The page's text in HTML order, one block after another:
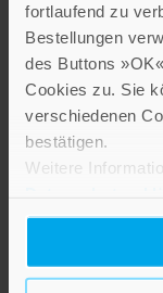
fortlaufend zu
Bestellungen
des Buttons
Cookies zu. Sie
verschiedenen
bestätigen.
Weitere
IN DEN